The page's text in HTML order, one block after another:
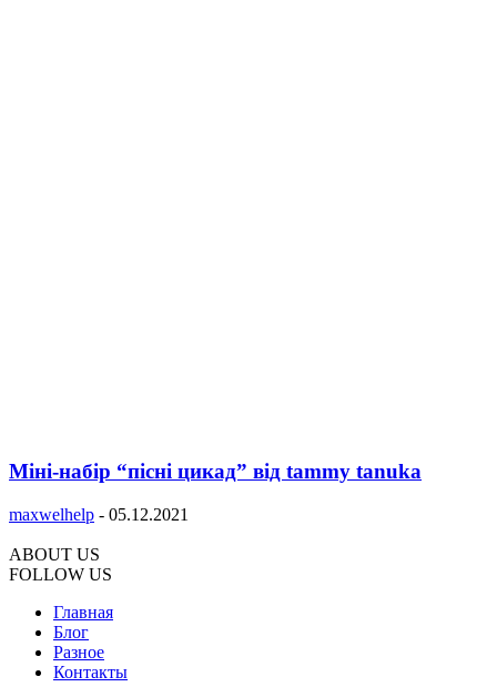
Міні-набір “пісні цикад” від tammy tanuka
maxwelhelp - 05.12.2021
ABOUT US
FOLLOW US
Главная
Блог
Разное
Контакты